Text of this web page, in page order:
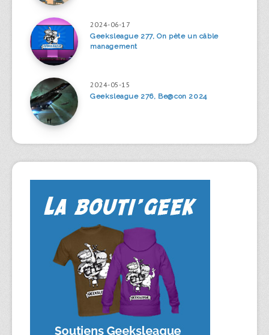
2024-06-17
Geeksleague 277, On pète un câble
management
2024-05-15
Geeksleague 276, Be@con 2024